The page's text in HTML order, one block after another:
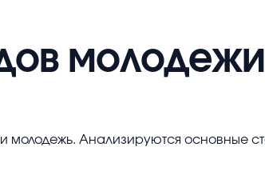
молодежь. Анализируются основные